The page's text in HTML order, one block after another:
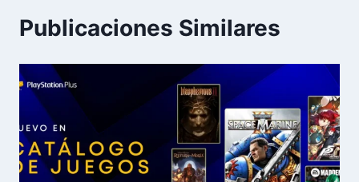
Publicaciones Similares